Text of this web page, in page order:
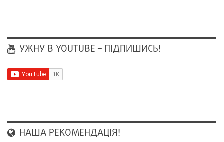
УЖНУ В YOUTUBE – ПІДПИШИСЬ!
НАША РЕКОМЕНДАЦІЯ!